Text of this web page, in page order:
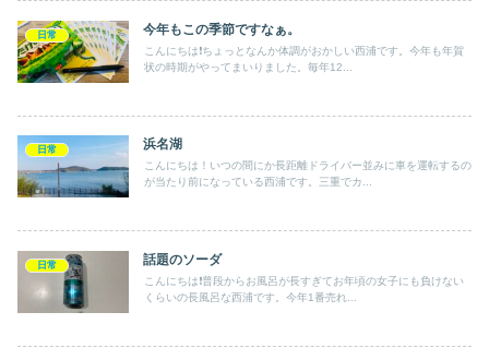
日常 今年もこの季節ですなぁ。
こんにちは❗️ちょっとなんか体調がおかしい西浦です。今年も年賀
状の時期がやってまいりました。毎年12...
日常 浜名湖
こんにちは！いつの間にか長距離ドライバー並みに車を運転するの
が当たり前になっている西浦です。三重でカ...
日常 話題のソーダ
こんにちは❗️普段からお風呂が長すぎてお年頃の女子にも負けない
くらいの長風呂な西浦です。今年1番売れ...